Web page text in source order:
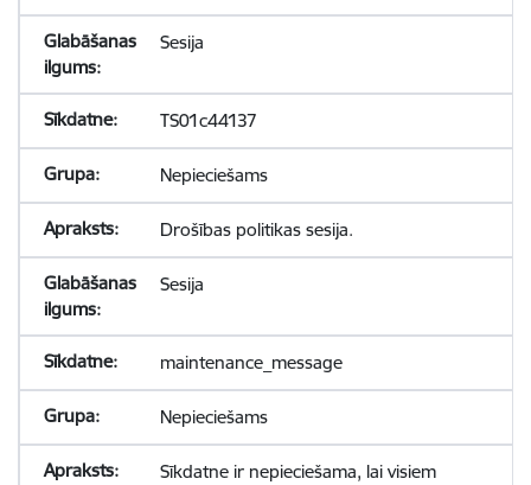
Sesija
TS01c44137
Nepieciešams
Drošības politikas sesija.
Sesija
maintenance_message
Nepieciešams
Sīkdatne ir nepieciešama, lai visiem